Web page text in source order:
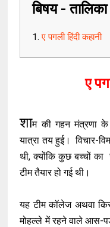
बिषय - तालिका
ए पगली हिंदी कहानी
ए
शाम की गहन मंत्रणा
यात्रा तय हुई। विचार-
थी, क्योंकि कुछ बच्चों का
टीम तैयार हो गई थी।
यह टीम कॉलेज अथवा
मोहल्ले में रहने वाले आस-